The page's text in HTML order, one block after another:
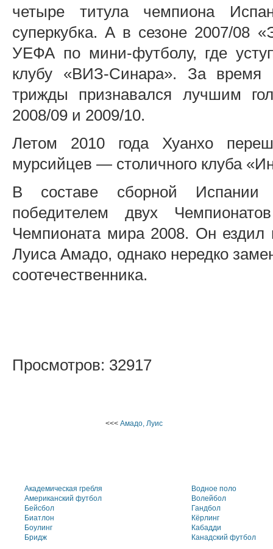
четыре титула чемпиона
суперкубка. А в сезоне 2007/08
УЕФА по мини-футболу, где
клубу «ВИЗ-Синара». За время
трижды признавался лучшим
2008/09 и 2009/10.
Летом 2010 года Хуанхо
мурсийцев — столичного клуба
В составе сборной
победителем двух
Чемпионата мира 2008. Он ездил
Луиса Амадо, однако нередко
соотечественника.
Просмотров: 32917
<<< Амадо, Луис
Академическая гребля
Американский футбол
Бейсбол
Биатлон
Боулинг
Бридж
Водное поло
Волейбол
Гандбол
Кёрлинг
Кабадди
Канадский футбол